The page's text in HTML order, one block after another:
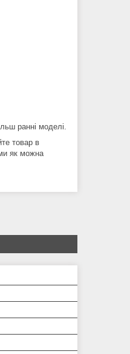
ранні моделі.
товар в
як можна